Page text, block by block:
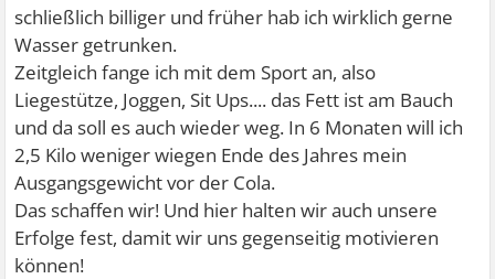
schließlich billiger und früher hab ich wirklich gerne
Wasser getrunken.
Zeitgleich fange ich mit dem Sport an, also
Liegestütze, Joggen, Sit Ups.... das Fett ist am Bauch
und da soll es auch wieder weg. In 6 Monaten will ich
2,5 Kilo weniger wiegen Ende des Jahres mein
Ausgangsgewicht vor der Cola.
Das schaffen wir! Und hier halten wir auch unsere
Erfolge fest, damit wir uns gegenseitig motivieren
können!